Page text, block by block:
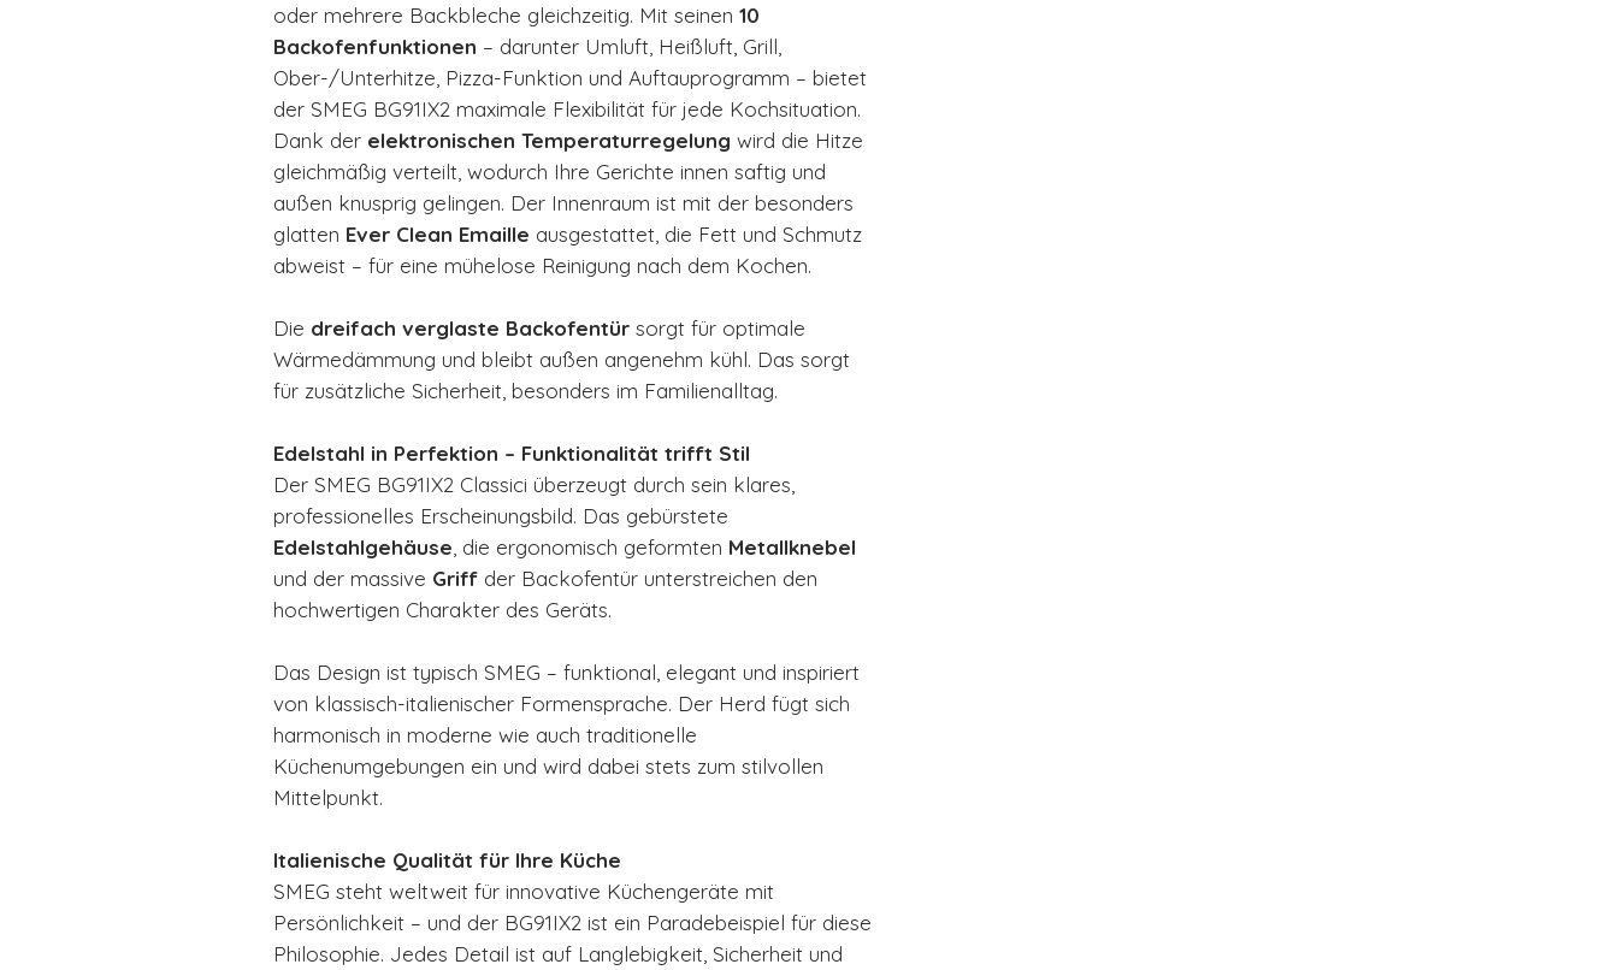
oder mehrere Backbleche gleichzeitig. Mit seinen 10
Backofenfunktionen – darunter Umluft, Heißluft, Grill,
Ober-/Unterhitze, Pizza-Funktion und Auftauprogramm – bietet
der SMEG BG91IX2 maximale Flexibilität für jede Kochsituation.
Dank der elektronischen Temperaturregelung wird die Hitze
gleichmäßig verteilt, wodurch Ihre Gerichte innen saftig und
außen knusprig gelingen. Der Innenraum ist mit der besonders
glatten Ever Clean Emaille ausgestattet, die Fett und Schmutz
abweist – für eine mühelose Reinigung nach dem Kochen.
Die dreifach verglaste Backofentür sorgt für optimale
Wärmedämmung und bleibt außen angenehm kühl. Das sorgt
für zusätzliche Sicherheit, besonders im Familienalltag.
Edelstahl in Perfektion – Funktionalität trifft Stil
Der SMEG BG91IX2 Classici überzeugt durch sein klares,
professionelles Erscheinungsbild. Das gebürstete
Edelstahlgehäuse , die ergonomisch geformten Metallknebel
und der massive Griff der Backofentür unterstreichen den
hochwertigen Charakter des Geräts.
Das Design ist typisch SMEG – funktional, elegant und inspiriert
von klassisch-italienischer Formensprache. Der Herd fügt sich
harmonisch in moderne wie auch traditionelle
Küchenumgebungen ein und wird dabei stets zum stilvollen
Mittelpunkt.
Italienische Qualität für Ihre Küche
SMEG steht weltweit für innovative Küchengeräte mit
Persönlichkeit – und der BG91IX2 ist ein Paradebeispiel für diese
Philosophie. Jedes Detail ist auf Langlebigkeit, Sicherheit und